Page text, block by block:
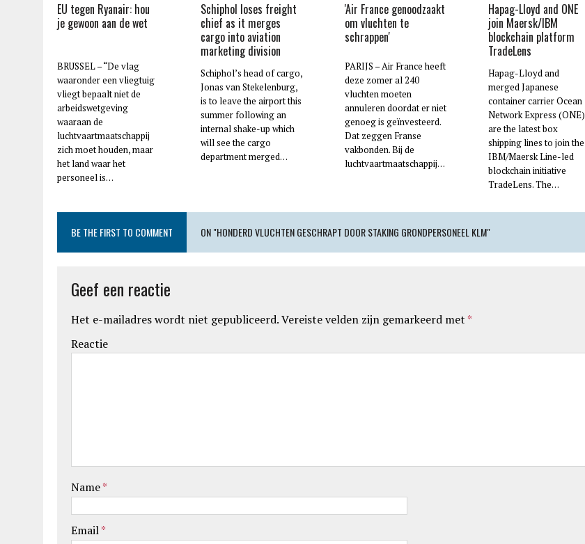
EU tegen Ryanair: hou
je gewoon aan de wet
BRUSSEL – “De vlag
waaronder een vliegtuig
vliegt bepaalt niet de
arbeidswetgeving
waaraan de
luchtvaartmaatschappij
zich moet houden, maar
het land waar het
personeel is…
Schiphol loses freight
chief as it merges
cargo into aviation
marketing division
Schiphol’s head of cargo,
Jonas van Stekelenburg,
is to leave the airport this
summer following an
internal shake-up which
will see the cargo
department merged…
'Air France genoodzaakt
om vluchten te
schrappen'
PARIJS – Air France heeft
deze zomer al 240
vluchten moeten
annuleren doordat er niet
genoeg is geïnvesteerd.
Dat zeggen Franse
vakbonden. Bij de
luchtvaartmaatschappij…
Hapag-Lloyd and ONE
join Maersk/IBM
blockchain platform
TradeLens
Hapag-Lloyd and
merged Japanese
container carrier Ocean
Network Express (ONE)
are the latest box
shipping lines to join the
IBM/Maersk Line-led
blockchain initiative
TradeLens. The…
BE THE FIRST TO COMMENT ON "HONDERD VLUCHTEN GESCHRAPT DOOR STAKING GRONDPERSONEEL KLM"
Geef een reactie
Het e-mailadres wordt niet gepubliceerd.Vereiste velden zijn gemarkeerd met *
Reactie
Name*
Email*